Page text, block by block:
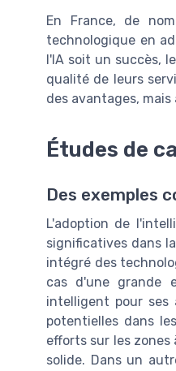
En France, de
technologique en
l'IA soit un succès,
qualité de leurs
des avantages,
Études de
Des exemples
L'adoption de
significatives dans
intégré des
cas d'une grande
intelligent pour ses
potentielles dans
efforts sur les
solide. Dans un